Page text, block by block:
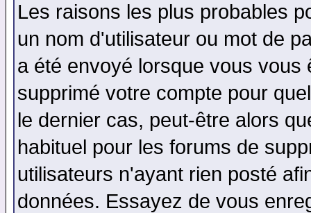
Les raisons les plus probables
un nom d'utilisateur ou mot de
a été envoyé lorsque vous
supprimé votre compte pour
le dernier cas, peut-être alors
habituel pour les forums de
utilisateurs n'ayant rien posté
données. Essayez de vous